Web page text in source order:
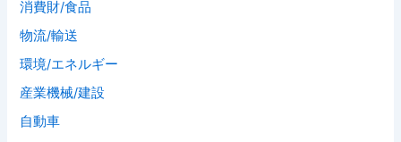
消費財/食品
物流/輸送
環境/エネルギー
産業機械/建設
自動車